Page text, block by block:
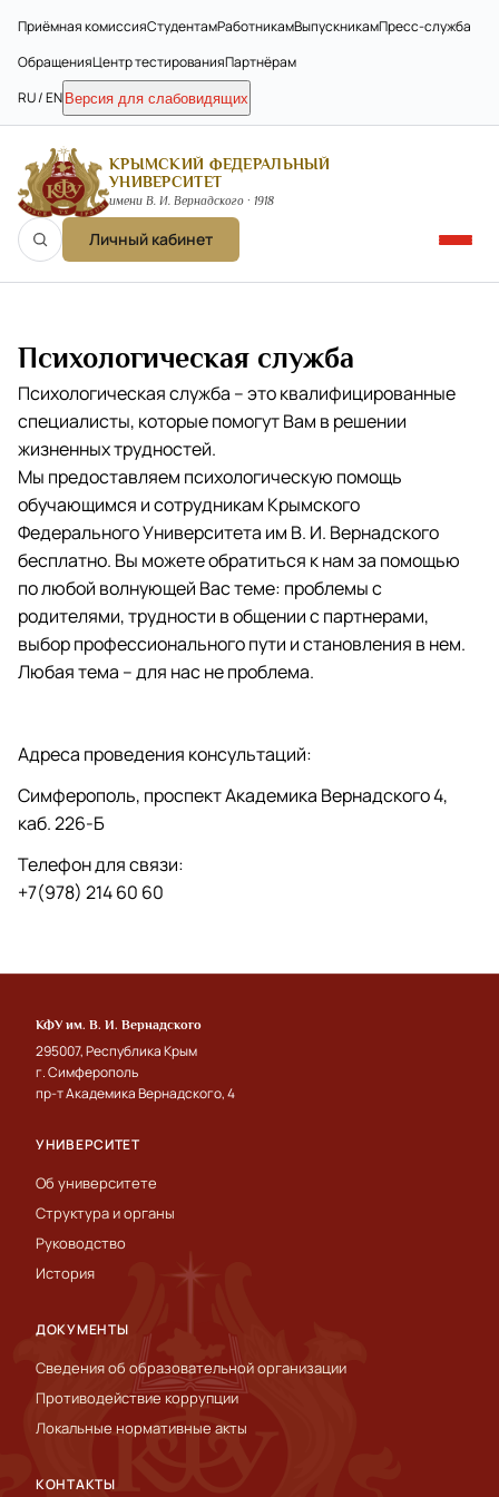
Приёмная комиссияСтудентамРаботникамВыпускникамПресс-служба
ОбращенияЦентр тестированияПартнёрам
RU / EN Версия для слабовидящих
КРЫМСКИЙ ФЕДЕРАЛЬНЫЙ
УНИВЕРСИТЕТ
имени В. И. Вернадского · 1918
Личный кабинет
Психологическая служба
Психологическая служба – это квалифицированные
специалисты, которые помогут Вам в решении
жизненных трудностей.
Мы предоставляем психологическую помощь
обучающимся и сотрудникам Крымского
Федерального Университета им В. И. Вернадского
бесплатно. Вы можете обратиться к нам за помощью
по любой волнующей Вас теме: проблемы с
родителями, трудности в общении с партнерами,
выбор профессионального пути и становления в нем.
Любая тема – для нас не проблема.
Адреса проведения консультаций:
Симферополь, проспект Академика Вернадского 4,
каб. 226-Б
Телефон для связи:
+7(978) 214 60 60
КФУ им. В. И. Вернадского
295007, Республика Крым
г. Симферополь
пр-т Академика Вернадского, 4
УНИВЕРСИТЕТ
Об университете
Структура и органы
Руководство
История
ДОКУМЕНТЫ
Сведения об образовательной организации
Противодействие коррупции
Локальные нормативные акты
КОНТАКТЫ